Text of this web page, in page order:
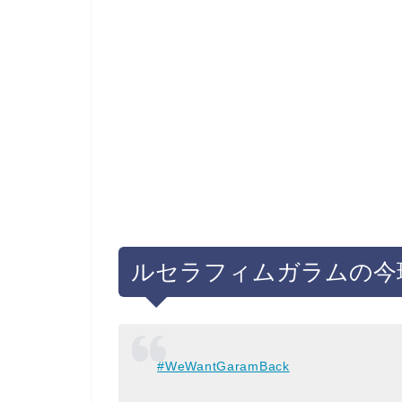
ルセラフィムガラムの
#WeWantGaramBack